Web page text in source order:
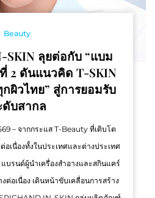
Beauty
SKIN ลุยต่อกับ “แบม
2 ดันแนวคิด T-SKIN
ผิวไทย” สู่การยอมรับ
ดับสากล
– จากกระแส T-Beauty ที่เติบโต
อเนื่องทั้งในประเทศและต่างประเทศ
บรนด์ผู้นำเครื่องสำอางและสกินแคร์
ต่อเนื่อง เดินหน้าขับเคลื่อนการสร้าง